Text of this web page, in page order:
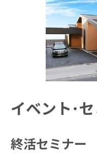
イベント･
終活セミナー